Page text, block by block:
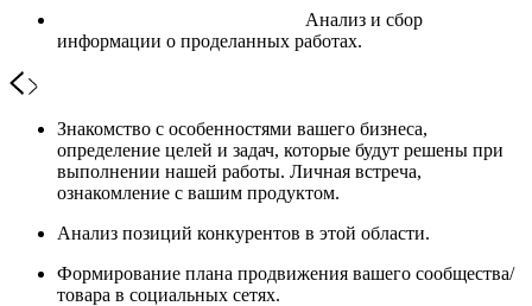
Анализ и сбор
информации о проделанных работах.
Знакомство с особенностями вашего бизнеса,
определение целей и задач, которые будут решены при
выполнении нашей работы. Личная встреча,
ознакомление с вашим продуктом.
Анализ позиций конкурентов в этой области.
Формирование плана продвижения вашего сообщества/
товара в социальных сетях.